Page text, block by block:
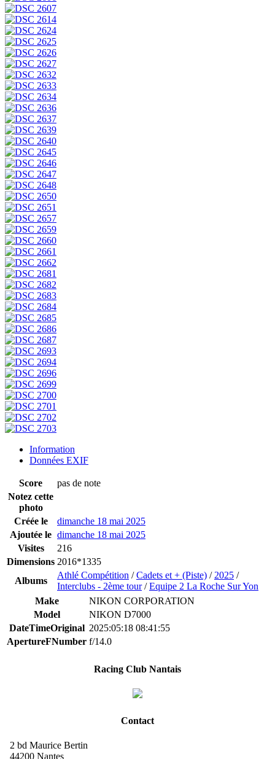
Information
Données EXIF
Score
pas de note
Notez cette
photo
Créée le
dimanche 18 mai 2025
Ajoutée le dimanche 18 mai 2025
Visites
216
Dimensions 2016*1335
Albums
Athlé Compétition /Cadets et + (Piste) / 2025 /
Interclubs - 2ème tour/Equipe 2 La Roche Sur Yon
Make
NIKON CORPORATION
Model
NIKON D7000
DateTimeOriginal 2025:05:18 08:41:55
ApertureFNumber f/14.0
Racing Club Nantais
Contact
2 bd Maurice Bertin
44200 Nantes